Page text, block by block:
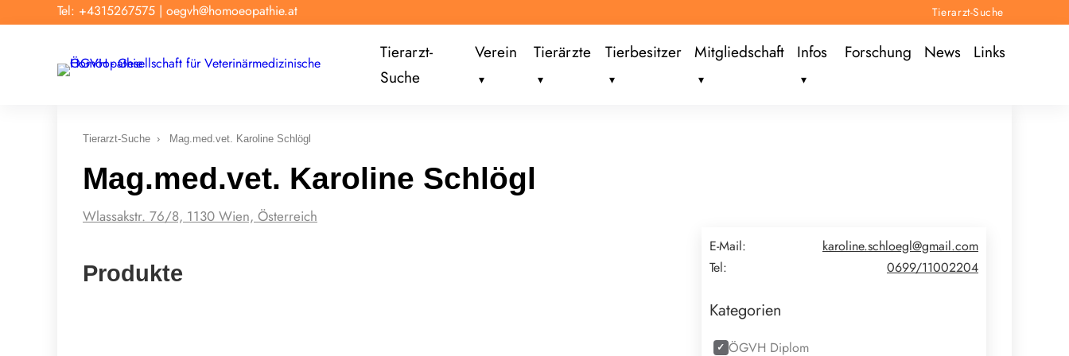
Tel: +4315267575 | oegvh@homoeopathie.at Tierarzt-Suche
Tierarzt-
Suche
Verein Tierärzte Tierbesitzer Mitgliedschaft Infos Forschung News Links
Tierarzt-Suche › Mag.med.vet. Karoline Schlögl
Mag.med.vet. Karoline Schlögl
Wlassakstr. 76/8, 1130 Wien, Österreich
Produkte
E-Mail:
karoline.schloegl@gmail.com
Tel:
0699/11002204
Kategorien
ÖGVH Diplom